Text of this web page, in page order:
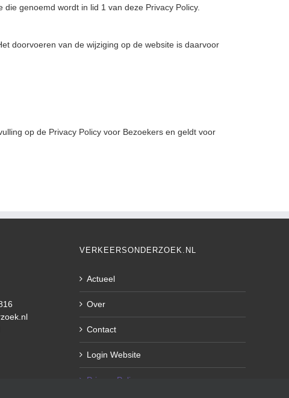
genoemd wordt in lid 1 van deze Privacy Policy.
doorvoeren van de wijziging op de website is daarvoor
op de Privacy Policy voor Bezoekers en geldt voor
VERKEERSONDERZOEK.NL
Actueel
Over
Contact
Login Website
Privacy Policy